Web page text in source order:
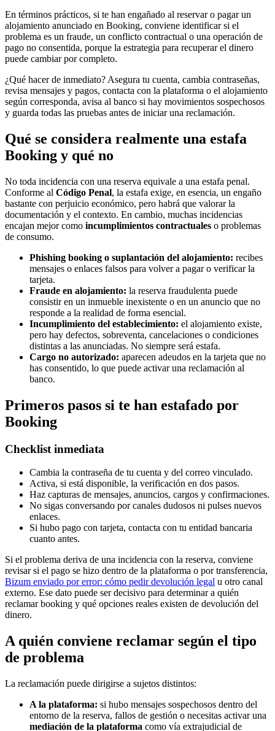
En términos prácticos, si te han engañado al reservar o pagar un
alojamiento anunciado en Booking, conviene identificar si el
problema es un fraude, un conflicto contractual o una operación de
pago no consentida, porque la estrategia para recuperar el dinero
puede cambiar por completo.
¿Qué hacer de inmediato? Asegura tu cuenta, cambia contraseñas,
revisa mensajes y pagos, contacta con la plataforma o el alojamiento
según corresponda, avisa al banco si hay movimientos sospechosos
y guarda todas las pruebas antes de iniciar una reclamación.
Qué se considera realmente una estafa
Booking y qué no
No toda incidencia con una reserva equivale a una estafa penal.
Conforme al Código Penal, la estafa exige, en esencia, un engaño
bastante con perjuicio económico, pero habrá que valorar la
documentación y el contexto. En cambio, muchas incidencias
encajan mejor como incumplimientos contractuales o problemas
de consumo.
Phishing booking o suplantación del alojamiento: recibes
mensajes o enlaces falsos para volver a pagar o verificar la
tarjeta.
Fraude en alojamiento: la reserva fraudulenta puede
consistir en un inmueble inexistente o en un anuncio que no
responde a la realidad de forma esencial.
Incumplimiento del establecimiento: el alojamiento existe,
pero hay defectos, sobreventa, cancelaciones o condiciones
distintas a las anunciadas. No siempre será estafa.
Cargo no autorizado: aparecen adeudos en la tarjeta que no
has consentido, lo que puede activar una reclamación al
banco.
Primeros pasos si te han estafado por
Booking
Checklist inmediata
Cambia la contraseña de tu cuenta y del correo vinculado.
Activa, si está disponible, la verificación en dos pasos.
Haz capturas de mensajes, anuncios, cargos y confirmaciones.
No sigas conversando por canales dudosos ni pulses nuevos
enlaces.
Si hubo pago con tarjeta, contacta con tu entidad bancaria
cuanto antes.
Si el problema deriva de una incidencia con la reserva, conviene
revisar si el pago se hizo dentro de la plataforma o por transferencia,
Bizum enviado por error: cómo pedir devolución legal u otro canal
externo. Ese dato puede ser decisivo para determinar a quién
reclamar booking y qué opciones reales existen de devolución del
dinero.
A quién conviene reclamar según el tipo
de problema
La reclamación puede dirigirse a sujetos distintos:
A la plataforma: si hubo mensajes sospechosos dentro del
entorno de la reserva, fallos de gestión o necesitas activar una
mediación de la plataforma como vía extrajudicial de